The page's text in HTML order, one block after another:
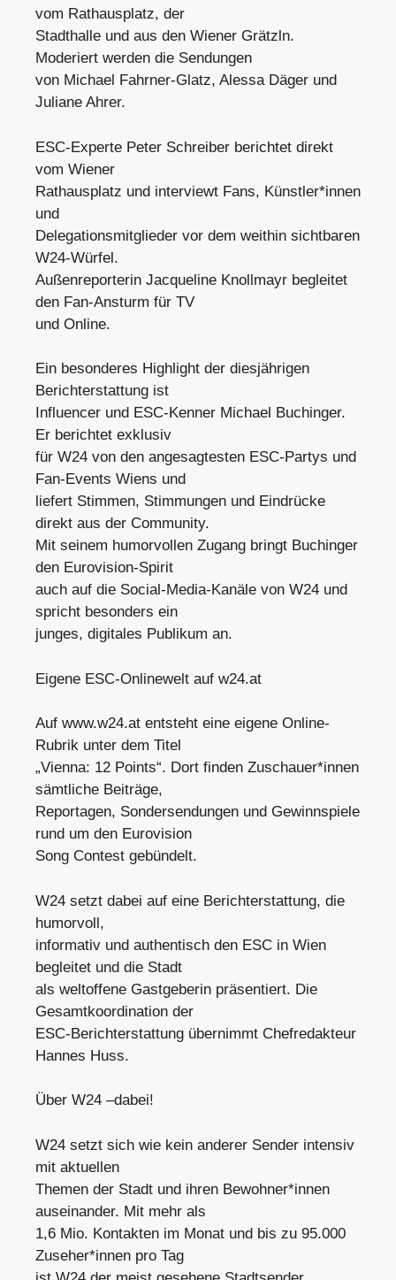
vom Rathausplatz, der
Stadthalle und aus den Wiener Grätzln.
Moderiert werden die Sendungen
von Michael Fahrner-Glatz, Alessa Däger und
Juliane Ahrer.
ESC-Experte Peter Schreiber berichtet direkt
vom Wiener
Rathausplatz und interviewt Fans, Künstler*innen
und
Delegationsmitglieder vor dem weithin sichtbaren
W24-Würfel.
Außenreporterin Jacqueline Knollmayr begleitet
den Fan-Ansturm für TV
und Online.
Ein besonderes Highlight der diesjährigen
Berichterstattung ist
Influencer und ESC-Kenner Michael Buchinger.
Er berichtet exklusiv
für W24 von den angesagtesten ESC-Partys und
Fan-Events Wiens und
liefert Stimmen, Stimmungen und Eindrücke
direkt aus der Community.
Mit seinem humorvollen Zugang bringt Buchinger
den Eurovision-Spirit
auch auf die Social-Media-Kanäle von W24 und
spricht besonders ein
junges, digitales Publikum an.
Eigene ESC-Onlinewelt auf w24.at
Auf www.w24.at entsteht eine eigene Online-
Rubrik unter dem Titel
„Vienna: 12 Points“. Dort finden Zuschauer*innen
sämtliche Beiträge,
Reportagen, Sondersendungen und Gewinnspiele
rund um den Eurovision
Song Contest gebündelt.
W24 setzt dabei auf eine Berichterstattung, die
humorvoll,
informativ und authentisch den ESC in Wien
begleitet und die Stadt
als weltoffene Gastgeberin präsentiert. Die
Gesamtkoordination der
ESC-Berichterstattung übernimmt Chefredakteur
Hannes Huss.
Über W24 –dabei!
W24 setzt sich wie kein anderer Sender intensiv
mit aktuellen
Themen der Stadt und ihren Bewohner*innen
auseinander. Mit mehr als
1,6 Mio. Kontakten im Monat und bis zu 95.000
Zuseher*innen pro Tag